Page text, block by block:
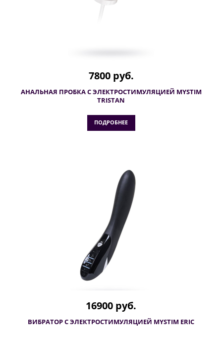
7800 руб.
АНАЛЬНАЯ ПРОБКА С ЭЛЕКТРОСТИМУЛЯЦИЕЙ MYSTIM
TRISTAN
ПОДРОБНЕЕ
16900 руб.
ВИБРАТОР С ЭЛЕКТРОСТИМУЛЯЦИЕЙ MYSTIM ERIC